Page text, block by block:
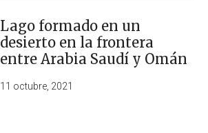
Lago formado en un
desierto en la frontera
entre Arabia Saudí y Omán
11 octubre, 2021